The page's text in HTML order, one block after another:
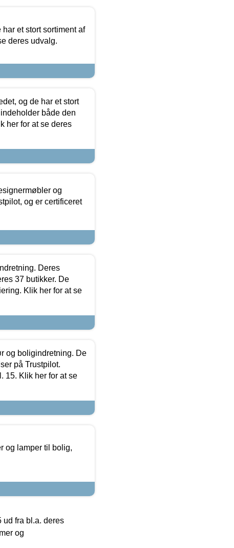
et stort sortiment af
deres udvalg.
og de har et stort
både den
her for at se deres
og
og er certificeret
Deres
37 butikker. De
Klik her for at se
og boligindretning. De
på Trustpilot.
15. Klik her for at se
og lamper til bolig,
fra bl.a. deres
og